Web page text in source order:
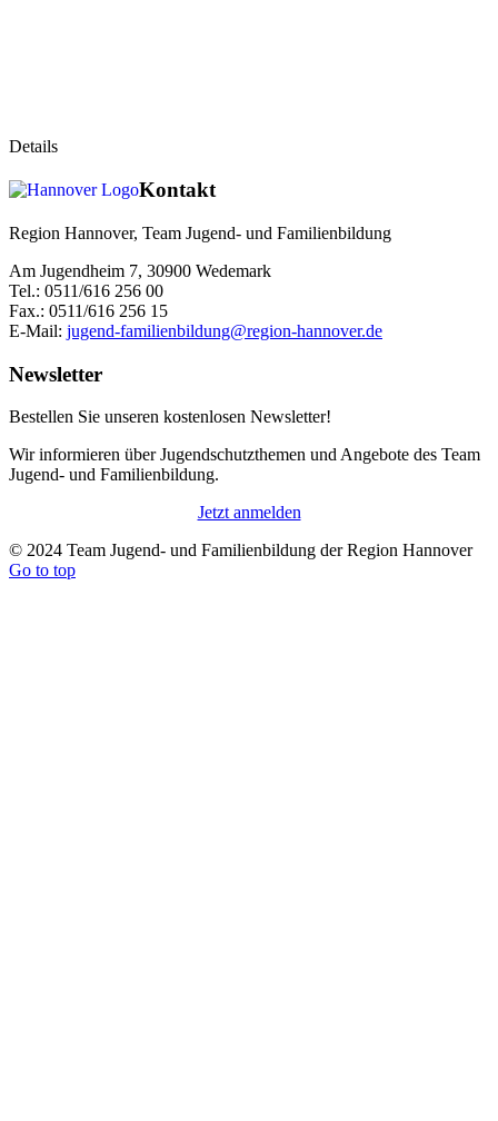
Details
Kontakt
Region Hannover, Team Jugend- und Familienbildung
Am Jugendheim 7, 30900 Wedemark
Tel.: 0511/616 256 00
Fax.: 0511/616 256 15
E-Mail: jugend-familienbildung@region-hannover.de
Newsletter
Bestellen Sie unseren kostenlosen Newsletter!
Wir informieren über Jugendschutzthemen und Angebote des Team
Jugend- und Familienbildung.
Jetzt anmelden
© 2024 Team Jugend- und Familienbildung der Region Hannover
Go to top